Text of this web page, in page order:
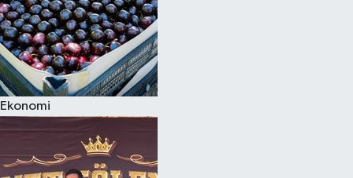
Ekonomi